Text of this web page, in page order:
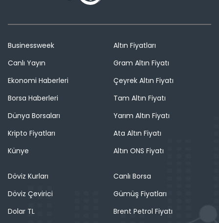
Businessweek
Canlı Yayın
Ekonomi Haberleri
Borsa Haberleri
Dünya Borsaları
Kripto Fiyatları
Künye
Altın Fiyatları
Gram Altın Fiyatı
Çeyrek Altın Fiyatı
Tam Altın Fiyatı
Yarım Altın Fiyatı
Ata Altın Fiyatı
Altın ONS Fiyatı
Döviz Kurları
Döviz Çevirici
Dolar TL
Canlı Borsa
Gümüş Fiyatları
Brent Petrol Fiyatı